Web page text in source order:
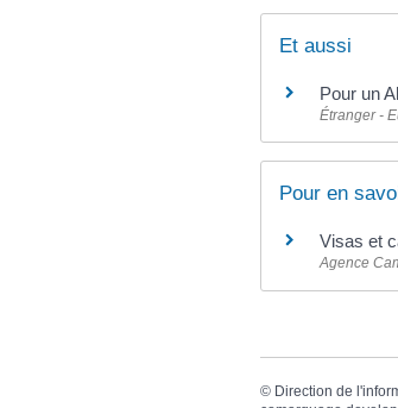
Et aussi
Pour un
Étranger -
Pour en
Visas et
Agence
© Direction de